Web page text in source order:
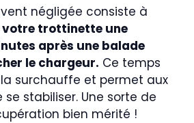
négligée consiste à
votre trottinette une
après une balade
le chargeur. Ce temps
surchauffe et permet aux
stabiliser. Une sorte de
bien mérité !